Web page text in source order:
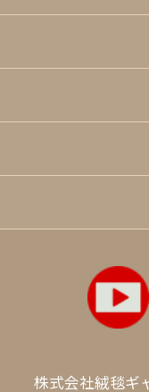
株式会社絨毯ギ